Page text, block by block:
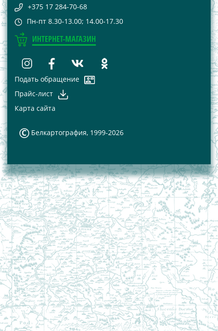
+375 17 284-70-68
Пн-пт 8.30-13.00; 14.00-17.30
ИНТЕРНЕТ-МАГАЗИН
Подать обращение
Прайс-лист
Карта сайта
Белкартография, 1999-2026